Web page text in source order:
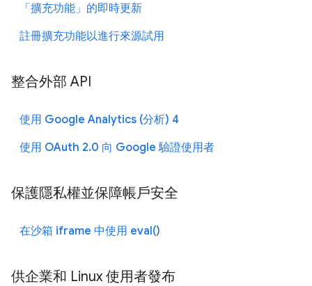
「擴充功能」的即時更新
註冊擴充功能以進行來源試用
整合外部 API
使用 Google Analytics (分析) 4
使用 OAuth 2.0 向 Google 驗證使用者
保護隱私權並保障帳戶安全
在沙箱 iframe 中使用 eval()
供企業和 Linux 使用者發布